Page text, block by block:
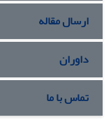
ارسال مقاله
داوران
تماس با ما